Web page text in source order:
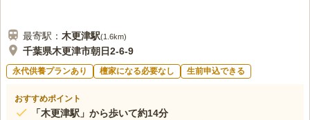
最寄駅： 木更津駅(1.6km)
千葉県木更津市朝日2-6-9
永代供養プランあり 檀家になる必要なし 生前申込できる
おすすめポイント
「木更津駅」から歩いて約14分